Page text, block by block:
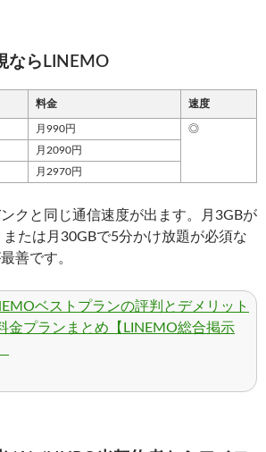
ならLINEMO
料金 速度
月990円
◎
月2090円
月2970円
クと同じ通信速度が出ます。月3GBが
たは月30GBで5分かけ放題が必須な
善です。
ベストプランの評判とデメリット
金プランまとめ【LINEMO総合掲示